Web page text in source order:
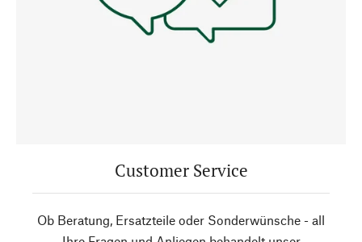
Customer Service
Ob Beratung, Ersatzteile oder Sonderwünsche - all